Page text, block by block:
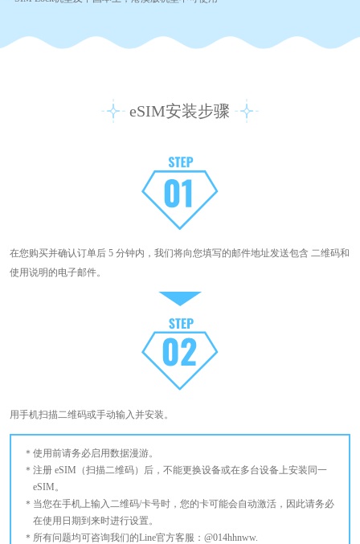
eSIM安装步骤
在您购买并确认订单后 5 分钟内，我们将向您填写的邮件地址发送包含 二维码和
使用说明的电子邮件。
用手机扫描二维码或手动输入并安装。
使用前请务必启用数据漫游。
注册 eSIM（扫描二维码）后，不能更换设备或在多台设备上安装同一
eSIM。
当您在手机上输入二维码/卡号时，您的卡可能会自动激活，因此请务必
在使用日期到来时进行设置。
所有问题均可咨询我们的Line官方客服：@014hhnww.